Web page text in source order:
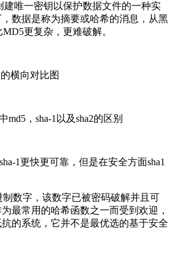
建唯一密钥以保护数据文件的一种实
数据是称为摘要或哈希的消息， 从黑
更复杂，更难破解。
横向对比图
1更快更可靠，但是在安全方面sha1
数字，该数字已被密码破解并且可
最常用的哈希函数之一而受到欢迎，
的系统，它并不是最优选的基于安全